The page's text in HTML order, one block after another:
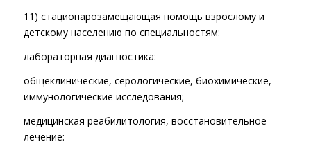
11) стационарозамещающая помощь взрослому и
детскому населению по специальностям:
лабораторная диагностика:
общеклинические, серологические, биохимические,
иммунологические исследования;
медицинская реабилитология, восстановительное
лечение: